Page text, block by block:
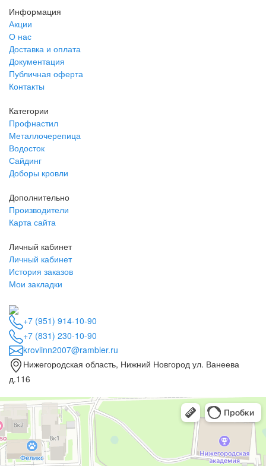
Информация
Акции
О нас
Доставка и оплата
Документация
Публичная оферта
Контакты
Категории
Профнастил
Металлочерепица
Водосток
Сайдинг
Доборы кровли
Дополнительно
Производители
Карта сайта
Личный кабинет
Личный кабинет
История заказов
Мои закладки
+7 (951) 914-10-90
+7 (831) 230-10-90
krovlinn2007@rambler.ru
Нижегородская область, Нижний Новгород ул. Ванеева
д.116